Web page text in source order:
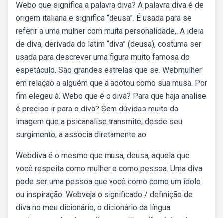
Webo que significa a palavra diva? A palavra diva é de
origem italiana e significa “deusa”. É usada para se
referir a uma mulher com muita personalidade,. A ideia
de diva, derivada do latim “diva” (deusa), costuma ser
usada para descrever uma figura muito famosa do
espetáculo. São grandes estrelas que se. Webmulher
em relação a alguém que a adotou como sua musa. Por
fim elegeu à. Webo que é o divã? Para que haja analise
é preciso ir para o divã? Sem dúvidas muito da
imagem que a psicanalise transmite, desde seu
surgimento, a associa diretamente ao.
Webdiva é o mesmo que musa, deusa, aquela que
você respeita como mulher e como pessoa. Uma diva
pode ser uma pessoa que você como como um ídolo
ou inspiração. Webveja o significado / definição de
diva no meu dicionário, o dicionário da língua